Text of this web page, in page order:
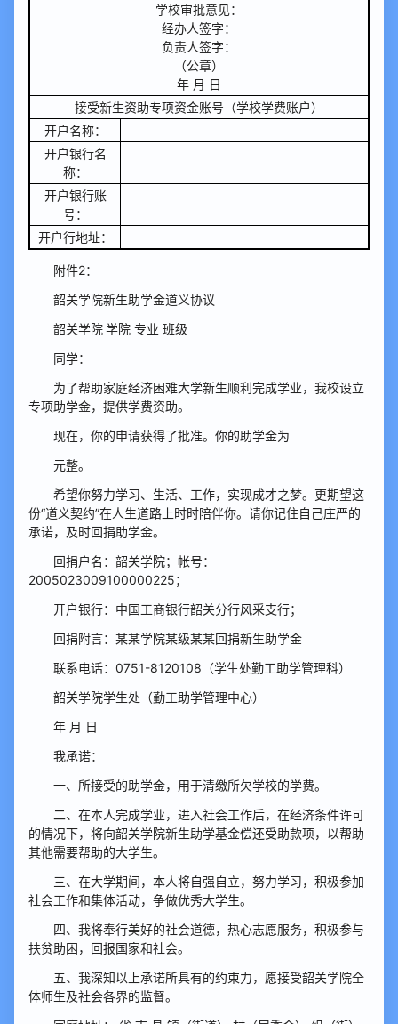
学校审批意见：
经办人签字：
负责人签字：
（公章）
年 月 日
接受新生资助专项资金账号（学校学费账户）
开户名称：
开户银行名
称：
开户银行账
号：
开户行地址：
附件2：
韶关学院新生助学金道义协议
韶关学院学院 专业 班级
同学：
为了帮助家庭经济困难大学新生顺利完成学业，我校设立
专项助学金，提供学费资助。
现在，你的申请获得了批准。你的助学金为
元整。
希望你努力学习、生活、工作，实现成才之梦。更期望这
份“道义契约”在人生道路上时时陪伴你。请你记住自己庄严的
承诺，及时回捐助学金。
回捐户名：韶关学院；帐号：
2005023009100000225；
开户银行：中国工商银行韶关分行风采支行；
回捐附言：某某学院某级某某回捐新生助学金
联系电话：0751-8120108（学生处勤工助学管理科）
韶关学院学生处（勤工助学管理中心）
年 月 日
我承诺：
一、所接受的助学金，用于清缴所欠学校的学费。
二、在本人完成学业，进入社会工作后，在经济条件许可
的情况下，将向韶关学院新生助学基金偿还受助款项，以帮助
其他需要帮助的大学生。
三、在大学期间，本人将自强自立，努力学习，积极参加
社会工作和集体活动，争做优秀大学生。
四、我将奉行美好的社会道德，热心志愿服务，积极参与
扶贫助困，回报国家和社会。
五、我深知以上承诺所具有的约束力，愿接受韶关学院全
体师生及社会各界的监督。